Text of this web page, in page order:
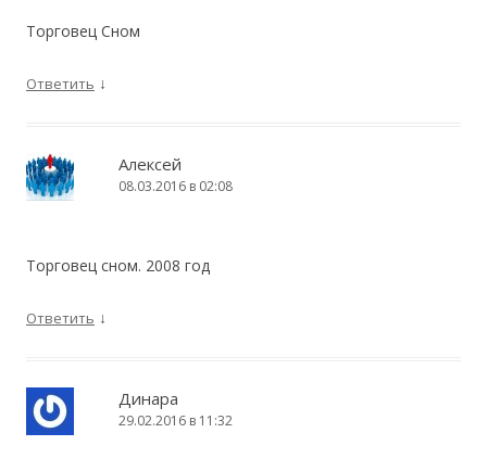
Торговец Сном
Ответить ↓
Алексей
08.03.2016 в 02:08
Торговец сном. 2008 год
Ответить ↓
Динара
29.02.2016 в 11:32